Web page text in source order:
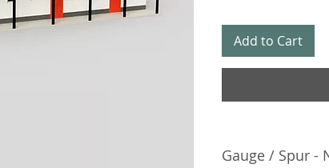
Add to Cart
Gauge / Spur -